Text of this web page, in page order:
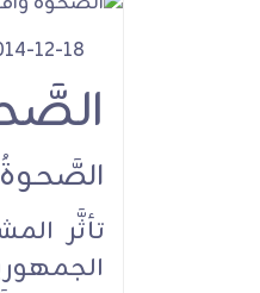
12-18
تأثَّر